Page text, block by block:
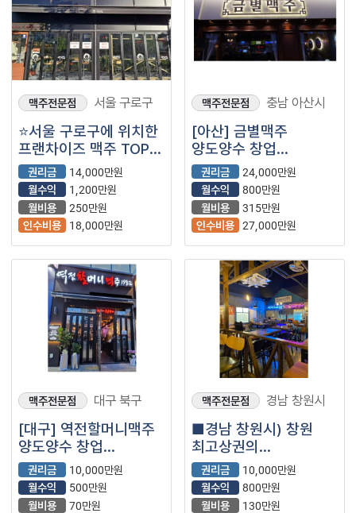
맥주전문점 서울 구로구
⭐서울 구로구에 위치한
프랜차이즈 맥주 TOP 5
＂역전할머니맥주＂ ＂
역할맥＂ 나왔습니다⭐
권리금
14,000만원
월수익
1,200만원
월비용
250만원
인수비용
18,000만원
맥주전문점 충남 아산시
[아산] 금별맥주
양도양수 창업
(프랜차이즈/이자카야/
맥주전문점/술집)
권리금
24,000만원
월수익
800만원
월비용
315만원
인수비용 27,000만원
맥주전문점 대구 북구
[대구] 역전할머니맥주
양도양수 창업
(프랜차이즈/주점/
맥주전문점/술집/
이자카야)
권리금
10,000만원
월수익
500만원
월비용
70만원
맥주전문점 경남 창원시
■경남 창원시) 창원
최고상권의
역전할머니맥주 매장을
소개합니다.■
권리금
10,000만원
월수익
800만원
월비용
130만원